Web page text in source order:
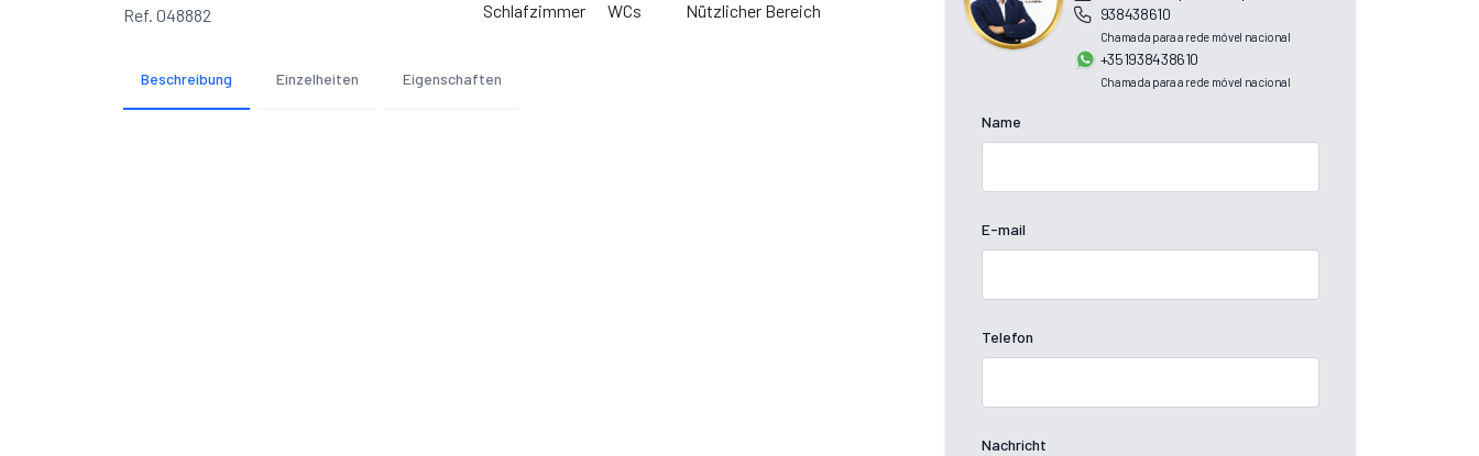
Ref. 048882
Schlafzimmer
WCs
Nützlicher Bereich
Beschreibung Einzelheiten Eigenschaften
938438610
Chamada para a rede móvel nacional
+351938438610
Chamada para a rede móvel nacional
Name
E-mail
Telefon
Nachricht